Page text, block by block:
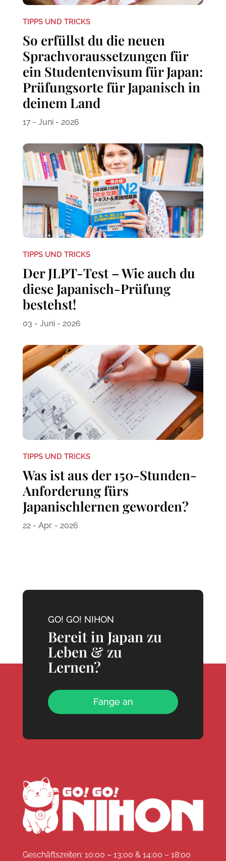
TIPPS UND TRICKS
So erfüllst du die neuen
Sprachvoraussetzungen für
ein Studentenvisum für Japan:
Prüfungsorte für Japanisch in
deinem Land
17 - Juni - 2026
TIPPS UND TRICKS
Der JLPT-Test – Wie auch du
diese Japanisch-Prüfung
bestehst!
03 - Juni - 2026
TIPPS UND TRICKS
Was ist aus der 150-Stunden-
Anforderung fürs
Japanischlernen geworden?
22 - Apr. - 2026
GO! GO! NIHON
Bereit in Japan zu
Leben & zu
Lernen?
Fange an
Geschäftszeiten: 10:00 – 13:00 & 14:00 – 18:00